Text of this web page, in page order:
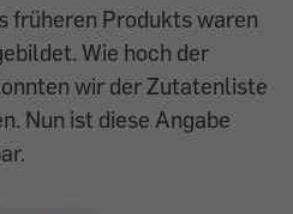
früheren Produkts waren
Wie hoch der
wir der Zutatenliste
Nun ist diese Angabe